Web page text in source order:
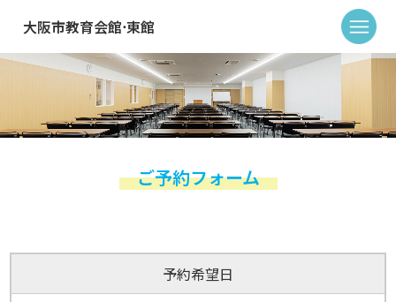
大阪市教育会館⋅東館
ご予約フォーム
予約希望日